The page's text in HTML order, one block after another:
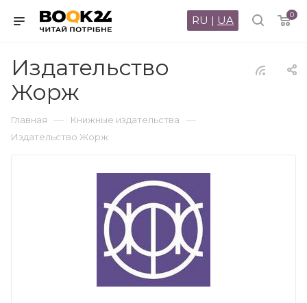
0
RU | UA
Издательство
Жорж
Главная — Книжные издательства —
Издательство Жорж